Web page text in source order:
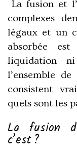
La fusion et
complexes
légaux et un
absorbée est
liquidation ni
l’ensemble
consistent
quels sont les
La fusion
c’est ?